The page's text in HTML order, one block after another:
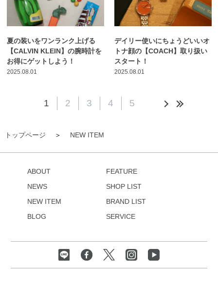
トップページ NEW ITEM
夏の装いをワンランク上げる
【CALVIN KLEIN】の腕時計を
お得にゲットしよう！
2025.08.01
デイリー使いにちょうどいいオ
トナ顔の【COACH】取り扱い
スタート！
2025.08.01
1 2 3 4 5
ABOUT
NEWS
NEW ITEM
BLOG
FEATURE
SHOP LIST
BRAND LIST
SERVICE